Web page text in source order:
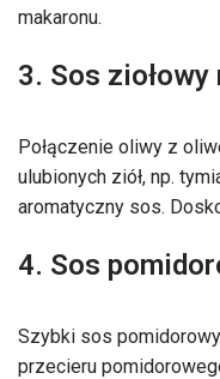
makaronu.
3. Sos
Połączenie oliwy z
ulubionych ziół, np.
aromatyczny sos.
4. Sos
Szybki sos
przecieru